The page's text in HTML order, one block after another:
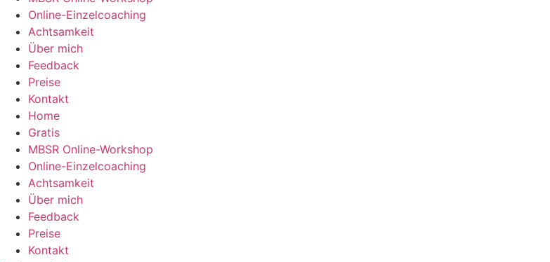
Online-Einzelcoaching
Achtsamkeit
Über mich
Feedback
Preise
Kontakt
Home
Gratis
MBSR Online-Workshop
Online-Einzelcoaching
Achtsamkeit
Über mich
Feedback
Preise
Kontakt